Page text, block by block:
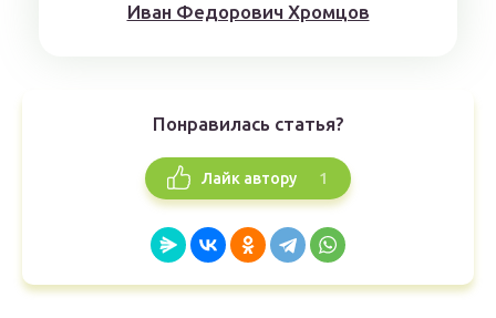
Иван Федорович Хромцов
Понравилась статья?
Лайк автору 1